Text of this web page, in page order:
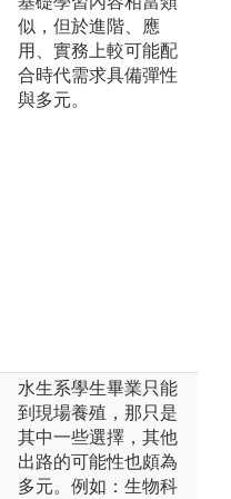
似，但於進階、應
用、實務上較可能配
合時代需求具備彈性
與多元。
水生系學生畢業只能
到現場養殖，那只是
其中一些選擇，其他
出路的可能性也頗為
多元。例如：生物科